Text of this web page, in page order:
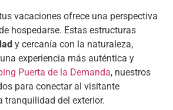
vacaciones ofrece una perspectiva
hospedarse. Estas estructuras
y cercanía con la naturaleza,
experiencia más auténtica y
Puerta de la Demanda, nuestros
para conectar al visitante
tranquilidad del exterior.